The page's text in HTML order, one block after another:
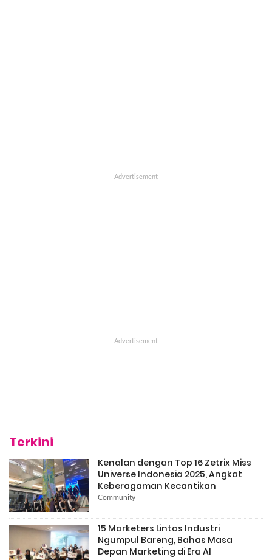
Terkini
Kenalan dengan Top 16 Zetrix Miss
Universe Indonesia 2025, Angkat
Keberagaman Kecantikan
Community
15 Marketers Lintas Industri
Ngumpul Bareng, Bahas Masa
Depan Marketing di Era AI